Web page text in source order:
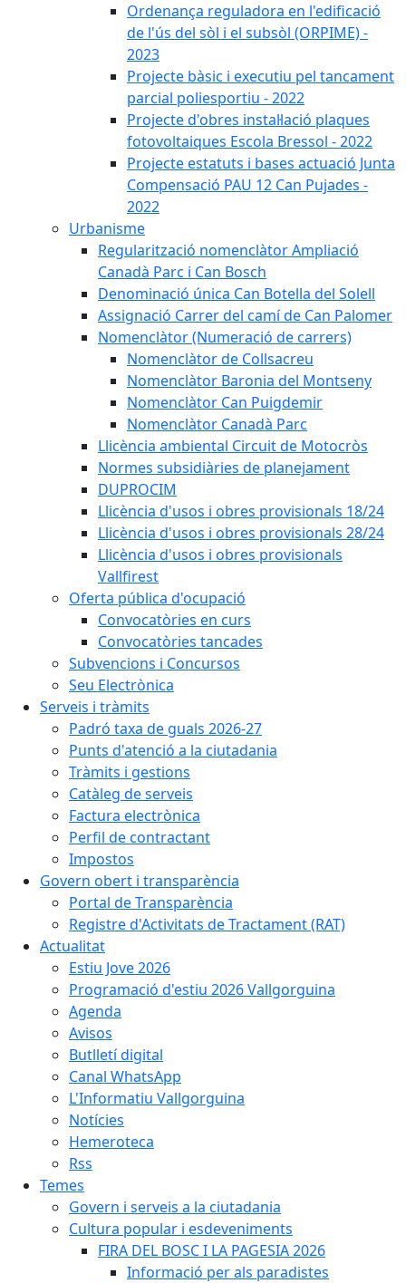
Ordenança reguladora en l'edificació
de l'ús del sòl i el subsòl (ORPIME) -
2023
Projecte bàsic i executiu pel tancament
parcial poliesportiu - 2022
Projecte d'obres instal·lació plaques
fotovoltaiques Escola Bressol - 2022
Projecte estatuts i bases actuació Junta
Compensació PAU 12 Can Pujades -
2022
Urbanisme
Regularització nomenclàtor Ampliació
Canadà Parc i Can Bosch
Denominació única Can Botella del Solell
Assignació Carrer del camí de Can Palomer
Nomenclàtor (Numeració de carrers)
Nomenclàtor de Collsacreu
Nomenclàtor Baronia del Montseny
Nomenclàtor Can Puigdemir
Nomenclàtor Canadà Parc
Llicència ambiental Circuit de Motocròs
Normes subsidiàries de planejament
DUPROCIM
Llicència d'usos i obres provisionals 18/24
Llicència d'usos i obres provisionals 28/24
Llicència d'usos i obres provisionals
Vallfirest
Oferta pública d'ocupació
Convocatòries en curs
Convocatòries tancades
Subvencions i Concursos
Seu Electrònica
Serveis i tràmits
Padró taxa de guals 2026-27
Punts d'atenció a la ciutadania
Tràmits i gestions
Catàleg de serveis
Factura electrònica
Perfil de contractant
Impostos
Govern obert i transparència
Portal de Transparència
Registre d'Activitats de Tractament (RAT)
Actualitat
Estiu Jove 2026
Programació d'estiu 2026 Vallgorguina
Agenda
Avisos
Butlletí digital
Canal WhatsApp
L'Informatiu Vallgorguina
Notícies
Hemeroteca
Rss
Temes
Govern i serveis a la ciutadania
Cultura popular i esdeveniments
FIRA DEL BOSC I LA PAGESIA 2026
Informació per als paradistes